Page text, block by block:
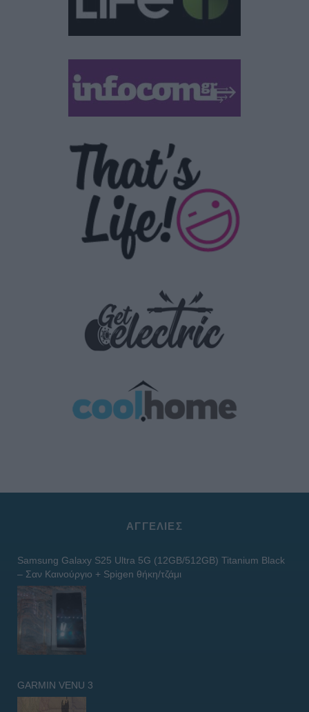
ΑΓΓΕΛΊΕΣ
Samsung Galaxy S25 Ultra 5G (12GB/512GB) Titanium Black
– Σαν Καινούργιο + Spigen θήκη/τζάμι
GARMIN VENU 3